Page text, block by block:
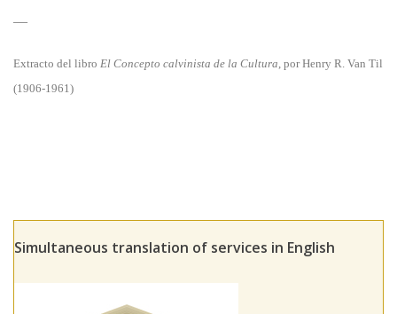
—
Extracto del libro El Concepto calvinista de la Cultura, por Henry R. Van Til
(1906-1961)
Simultaneous translation of services in English